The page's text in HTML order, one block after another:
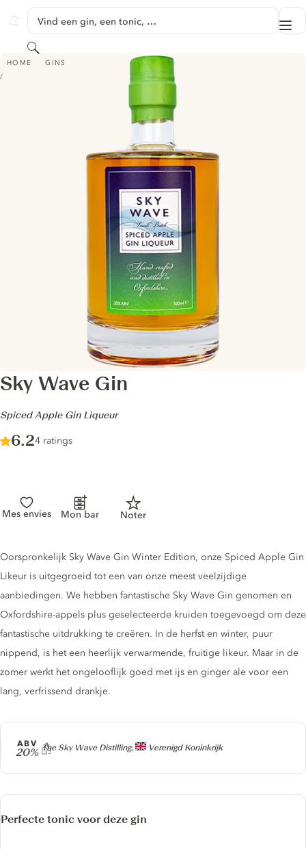
GINVENTORY
Vind een gin, een tonic, …
Zoeken
HOME GINS
SKY WAVE GIN - SPICED APPLE GIN LIQUEUR
Sky Wave Gin
-
Spiced Apple Gin Liqueur
Score :
6.2/ 10
4 ratings
Mes envies Mon bar Noter
Producer
The Sky Wave Distilling, Verenigd Koninkrijk
ABV
20%
Gin description
Oorspronkelijk Sky Wave Gin Winter Edition, onze Spiced Apple Gin
Likeur is uitgegroeid tot een van onze meest veelzijdige
aanbiedingen. We hebben fantastische Sky Wave Gin genomen en
Oxfordshire-appels plus geselecteerde kruiden toegevoegd om deze
fantastische uitdrukking te creëren. In de herfst en winter, puur
nippend, is het een heerlijk verwarmende, fruitige likeur. Maar in de
zomer werkt het ongelooflijk goed met ijs en ginger ale voor een
lang, verfrissend drankje.
Perfecte tonic voor deze gin